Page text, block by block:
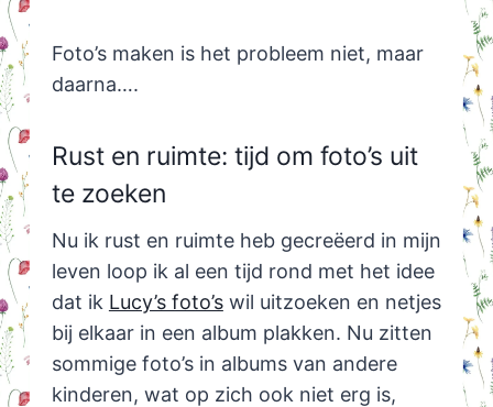
Foto’s maken is het probleem niet, maar
daarna….
Rust en ruimte: tijd om foto’s uit
te zoeken
Nu ik rust en ruimte heb gecreëerd in mijn
leven loop ik al een tijd rond met het idee
dat ik Lucy’s foto’swil uitzoeken en netjes
bij elkaar in een album plakken. Nu zitten
sommige foto’s in albums van andere
kinderen, wat op zich ook niet erg is,